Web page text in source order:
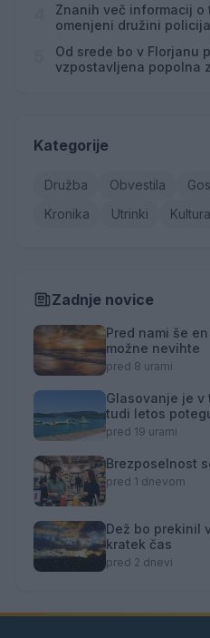
Znanih več informacij o
omenjeni družini
Od srede bo v Florjanu
vzpostavljena popolna
Kategorije
Družba Obvestila
Kronika
Utrinki Kultura
Zadnje novice
Pred nami še
možne nevihte
pred 8 urami
Glasovanje je v
tudi letos
kopališče
pred 19 urami
Brezposelnost
pred 1 dnevom
Dež bo prekinil
kratek čas
pred 2 dnevi